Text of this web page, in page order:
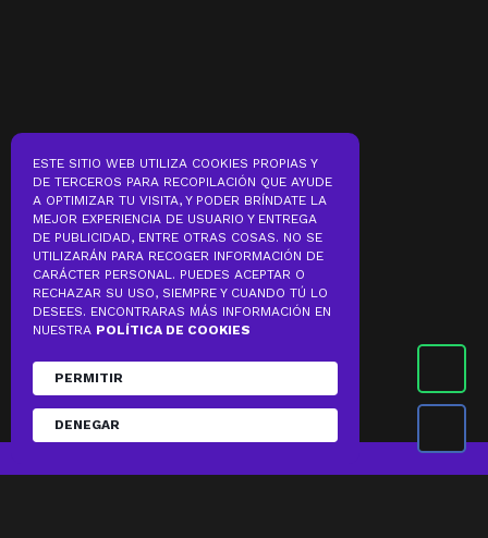
ESTE SITIO WEB UTILIZA COOKIES PROPIAS Y
DE TERCEROS PARA RECOPILACIÓN QUE AYUDE
A OPTIMIZAR TU VISITA, Y PODER BRÍNDATE LA
MEJOR EXPERIENCIA DE USUARIO Y ENTREGA
DE PUBLICIDAD, ENTRE OTRAS COSAS. NO SE
UTILIZARÁN PARA RECOGER INFORMACIÓN DE
CARÁCTER PERSONAL. PUEDES ACEPTAR O
RECHAZAR SU USO, SIEMPRE Y CUANDO TÚ LO
DESEES. ENCONTRARAS MÁS INFORMACIÓN EN
NUESTRA POLÍTICA DE COOKIES
PERMITIR
DENEGAR